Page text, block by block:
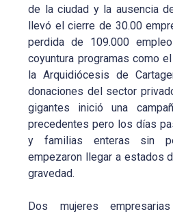
de la ciudad y la ausencia
llevó el cierre de 30.00
perdida de 109.000
coyuntura programas como
la Arquidiócesis de
donaciones del sector
gigantes inició una
precedentes pero los días
y familias enteras sin
empezaron llegar a estados
gravedad.
Dos mujeres